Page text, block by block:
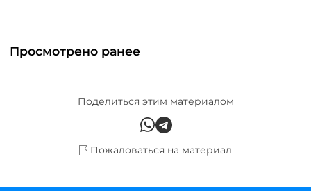
Просмотрено ранее
Поделиться этим материалом
Пожаловаться на материал